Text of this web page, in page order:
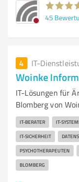
45
4 IT-
Woinke
IT-Lösungen für
Blomberg von
IT-BERATER IT-
IT-SICHERHEIT
PSYCHOTHERAPEUTEN
BLOMBERG